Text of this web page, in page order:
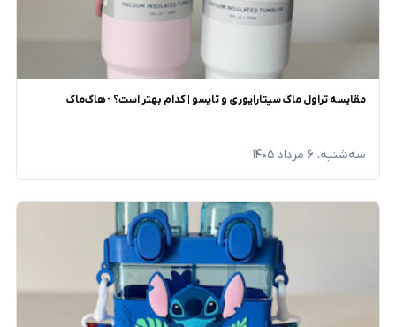
مقایسه تراول ماگ سیتارایوری و تایسو | کدام بهتر است؟ - هاگ‌ماگ
سه‌شنبه، ۶ مرداد ۱۴۰۵